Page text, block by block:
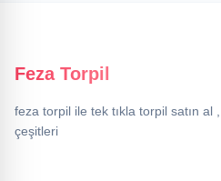
Feza Torpil
feza torpil ile tek tıkla torpil satın al
çeşitleri